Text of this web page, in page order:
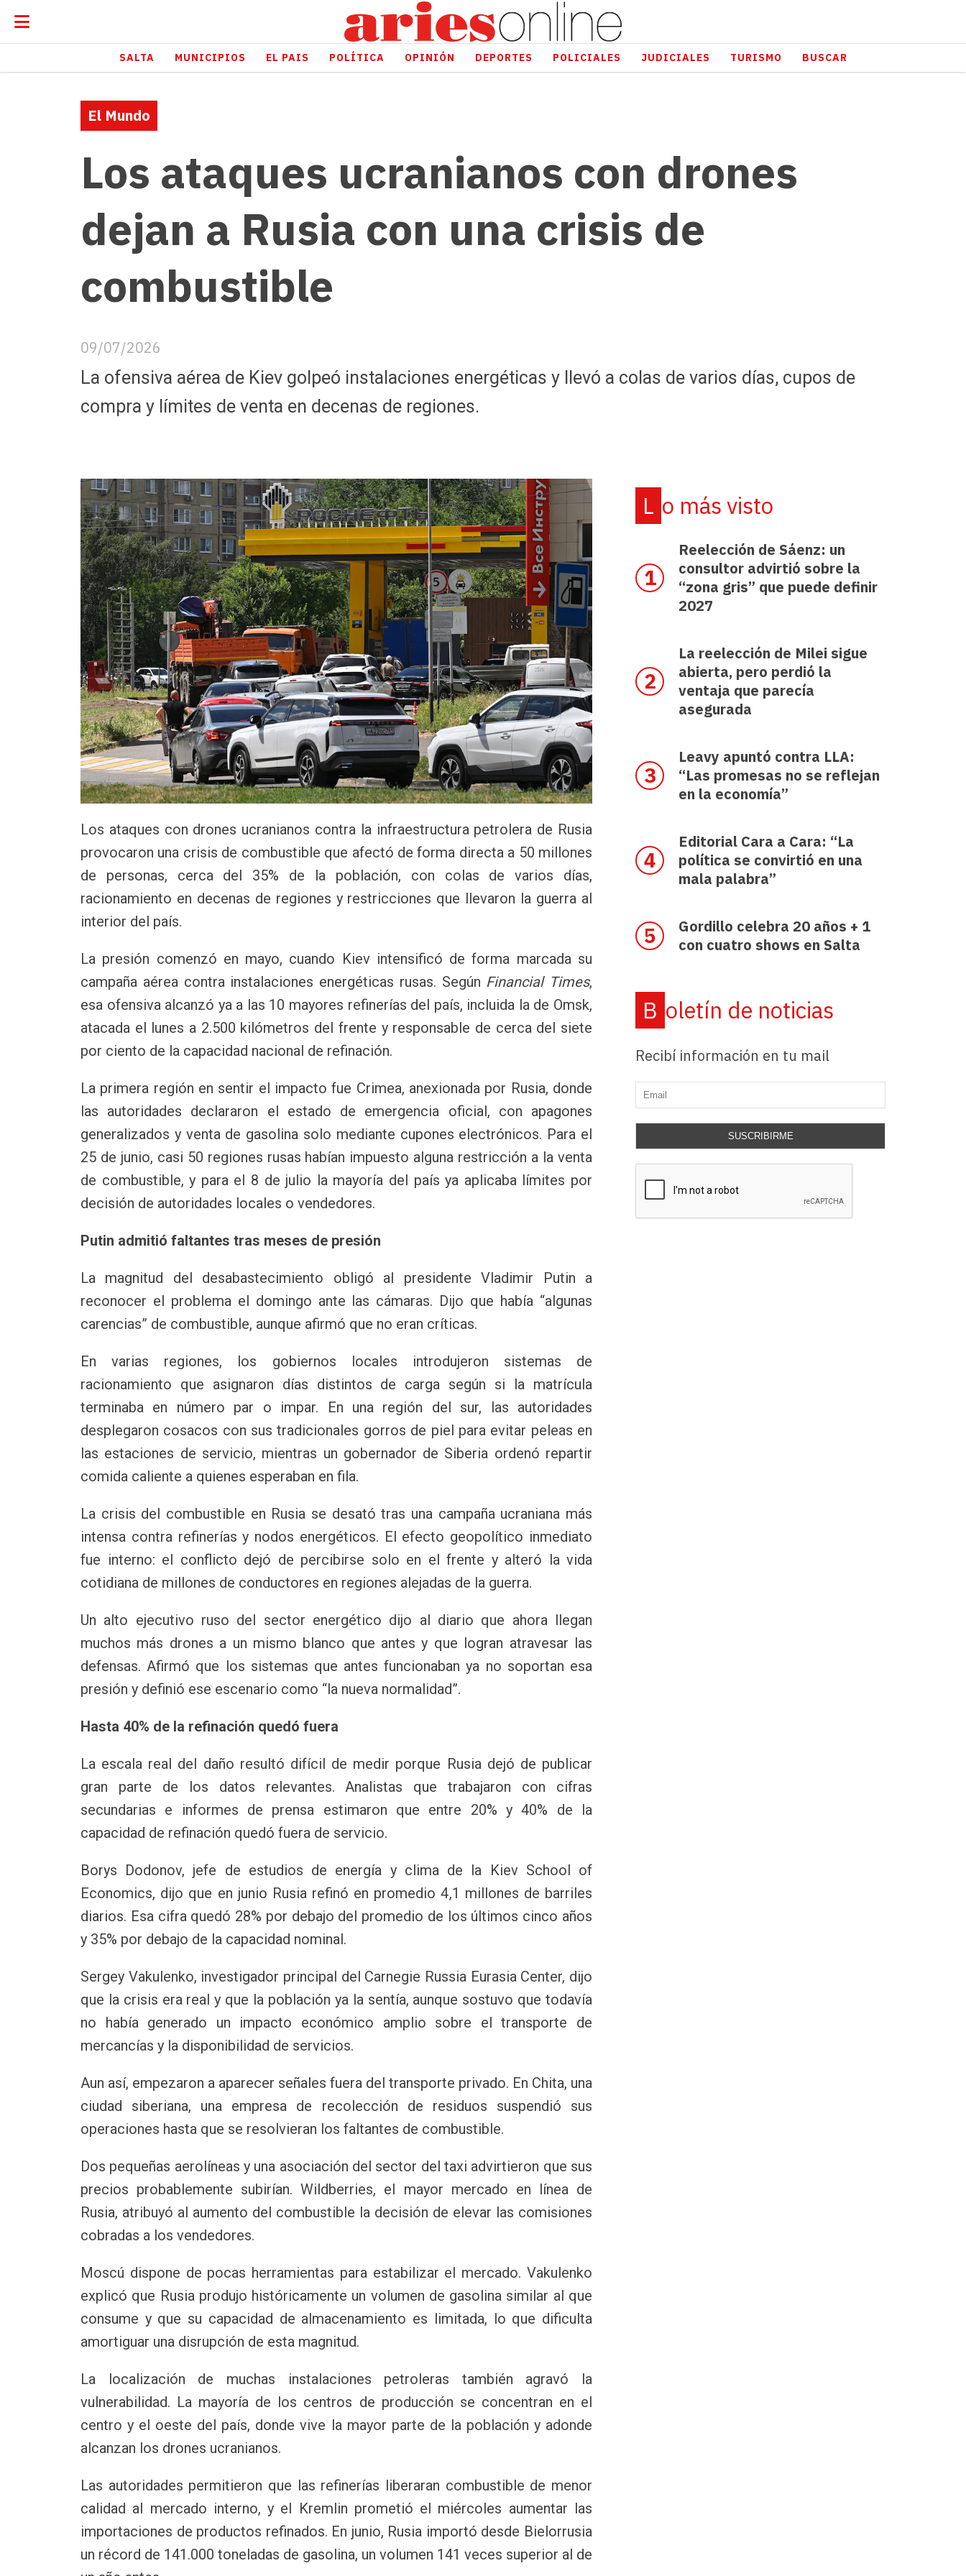
SALTA MUNICIPIOS EL PAIS POLÍTICA OPINIÓN DEPORTES POLICIALES JUDICIALES TURISMO BUSCAR
Los ataques ucranianos con drones
dejan a Rusia con una crisis de
combustible
La ofensiva aérea de Kiev golpeó instalaciones energéticas y llevó a colas de varios días, cupos de
compra y límites de venta en decenas de regiones.
El Mundo
09/07/2026
Los ataques con drones ucranianos contra la infraestructura petrolera de Rusia
provocaron una crisis de combustible que afectó de forma directa a 50 millones
de personas, cerca del 35% de la población, con colas de varios días,
racionamiento en decenas de regiones y restricciones que llevaron la guerra al
interior del país.
La presión comenzó en mayo, cuando Kiev intensificó de forma marcada su
campaña aérea contra instalaciones energéticas rusas. Según Financial Times,
esa ofensiva alcanzó ya a las 10 mayores refinerías del país, incluida la de Omsk,
atacada el lunes a 2.500 kilómetros del frente y responsable de cerca del siete
por ciento de la capacidad nacional de refinación.
La primera región en sentir el impacto fue Crimea, anexionada por Rusia, donde
las autoridades declararon el estado de emergencia oficial, con apagones
generalizados y venta de gasolina solo mediante cupones electrónicos. Para el
25 de junio, casi 50 regiones rusas habían impuesto alguna restricción a la venta
de combustible, y para el 8 de julio la mayoría del país ya aplicaba límites por
decisión de autoridades locales o vendedores.
Putin admitió faltantes tras meses de presión
La magnitud del desabastecimiento obligó al presidente Vladimir Putin a
reconocer el problema el domingo ante las cámaras. Dijo que había “algunas
carencias” de combustible, aunque afirmó que no eran críticas.
En varias regiones, los gobiernos locales introdujeron sistemas de
racionamiento que asignaron días distintos de carga según si la matrícula
terminaba en número par o impar. En una región del sur, las autoridades
desplegaron cosacos con sus tradicionales gorros de piel para evitar peleas en
las estaciones de servicio, mientras un gobernador de Siberia ordenó repartir
comida caliente a quienes esperaban en fila.
La crisis del combustible en Rusia se desató tras una campaña ucraniana más
intensa contra refinerías y nodos energéticos. El efecto geopolítico inmediato
fue interno: el conflicto dejó de percibirse solo en el frente y alteró la vida
cotidiana de millones de conductores en regiones alejadas de la guerra.
Un alto ejecutivo ruso del sector energético dijo al diario que ahora llegan
muchos más drones a un mismo blanco que antes y que logran atravesar las
defensas. Afirmó que los sistemas que antes funcionaban ya no soportan esa
presión y definió ese escenario como “la nueva normalidad”.
Hasta 40% de la refinación quedó fuera
La escala real del daño resultó difícil de medir porque Rusia dejó de publicar
gran parte de los datos relevantes. Analistas que trabajaron con cifras
secundarias e informes de prensa estimaron que entre 20% y 40% de la
capacidad de refinación quedó fuera de servicio.
Borys Dodonov, jefe de estudios de energía y clima de la Kiev School of
Economics, dijo que en junio Rusia refinó en promedio 4,1 millones de barriles
diarios. Esa cifra quedó 28% por debajo del promedio de los últimos cinco años
y 35% por debajo de la capacidad nominal.
Sergey Vakulenko, investigador principal del Carnegie Russia Eurasia Center, dijo
que la crisis era real y que la población ya la sentía, aunque sostuvo que todavía
no había generado un impacto económico amplio sobre el transporte de
mercancías y la disponibilidad de servicios.
Aun así, empezaron a aparecer señales fuera del transporte privado. En Chita, una
ciudad siberiana, una empresa de recolección de residuos suspendió sus
operaciones hasta que se resolvieran los faltantes de combustible.
Dos pequeñas aerolíneas y una asociación del sector del taxi advirtieron que sus
precios probablemente subirían. Wildberries, el mayor mercado en línea de
Rusia, atribuyó al aumento del combustible la decisión de elevar las comisiones
cobradas a los vendedores.
Moscú dispone de pocas herramientas para estabilizar el mercado. Vakulenko
explicó que Rusia produjo históricamente un volumen de gasolina similar al que
consume y que su capacidad de almacenamiento es limitada, lo que dificulta
amortiguar una disrupción de esta magnitud.
La localización de muchas instalaciones petroleras también agravó la
vulnerabilidad. La mayoría de los centros de producción se concentran en el
centro y el oeste del país, donde vive la mayor parte de la población y adonde
alcanzan los drones ucranianos.
Las autoridades permitieron que las refinerías liberaran combustible de menor
calidad al mercado interno, y el Kremlin prometió el miércoles aumentar las
importaciones de productos refinados. En junio, Rusia importó desde Bielorrusia
un récord de 141.000 toneladas de gasolina, un volumen 141 veces superior al de
Lo más visto
Reelección de Sáenz: un
consultor advirtió sobre la
“zona gris” que puede definir
2027
La reelección de Milei sigue
abierta, pero perdió la
ventaja que parecía
asegurada
Leavy apuntó contra LLA:
“Las promesas no se reflejan
en la economía”
Editorial Cara a Cara: “La
política se convirtió en una
mala palabra”
Gordillo celebra 20 años + 1
con cuatro shows en Salta
Boletín de noticias
Recibí información en tu mail
SUSCRIBIRME